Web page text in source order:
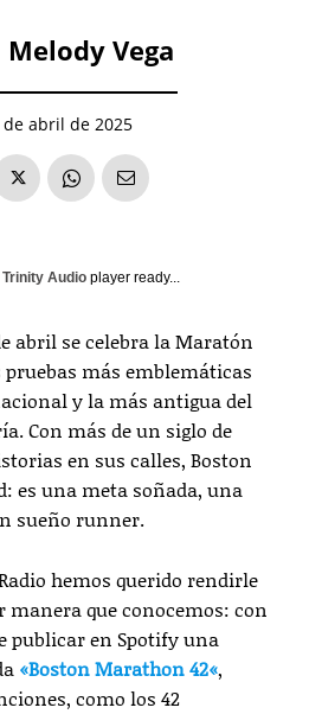
Melody Vega
de abril de 2025
Trinity Audio player ready...
abril se celebra la Maratón
pruebas más emblemáticas
y la más antigua del
Con más de un siglo de
en sus calles, Boston
es una meta soñada, una
sueño runner.
hemos querido rendirle
manera que conocemos: con
publicar en Spotify una
«Boston Marathon 42«,
como los 42